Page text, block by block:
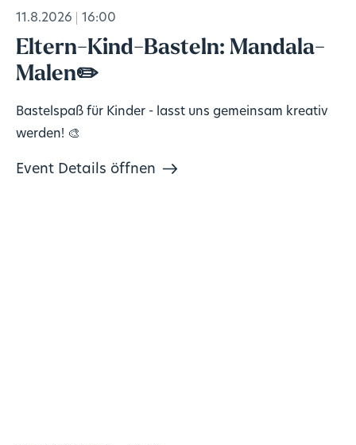
11.8.2026 16:00
Eltern-Kind-Basteln: Mandala-
Malen✏️
Bastelspaß für Kinder - lasst uns gemeinsam kreativ
werden! 🎨
Event Details öffnen